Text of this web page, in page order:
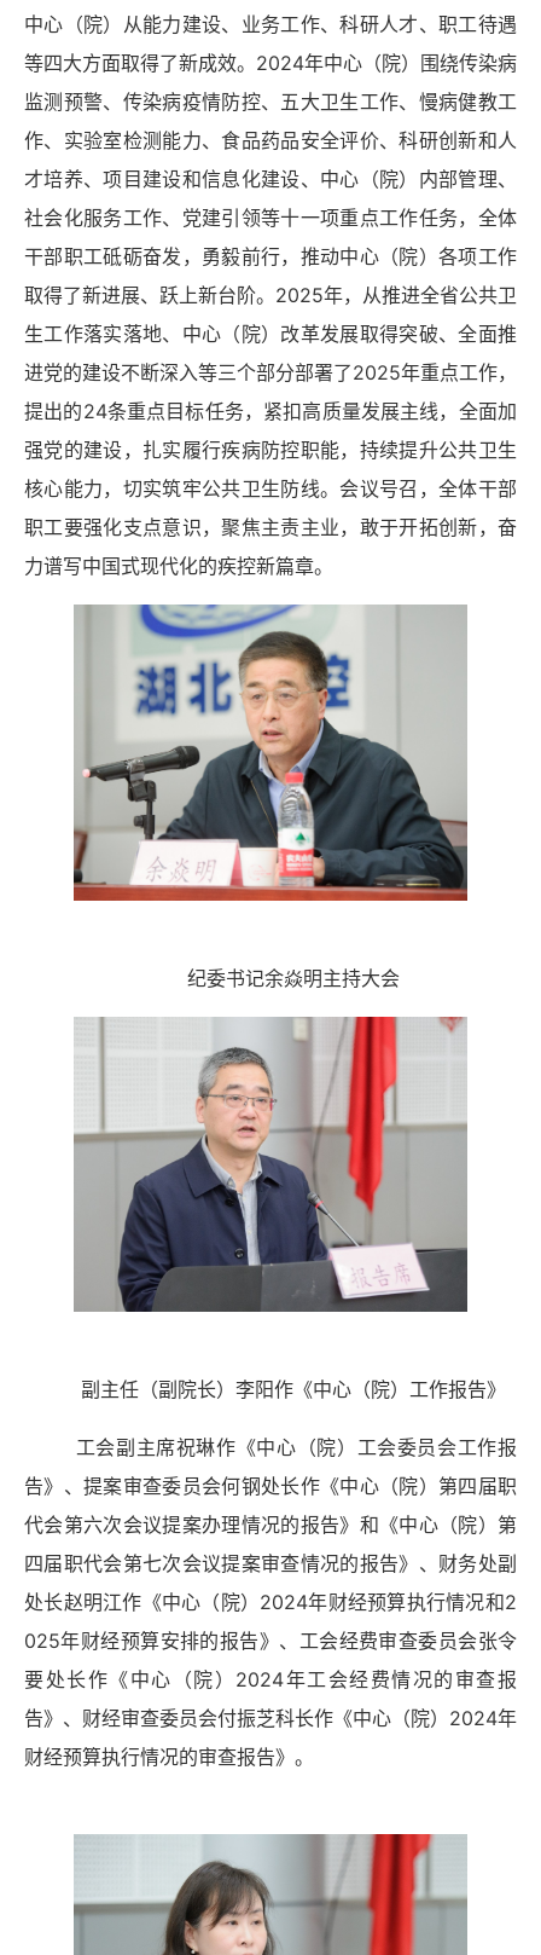
中心（院） 从能力建设、业务工作、科研人才、职工待遇
等四大方面取得了新成效。 2024年中心（院） 围绕传染病
监测预警、传染病疫情防控、五大卫生工作、慢病健教工
作、实验室检测能力、食品药品安全评价、科研创新和人
才培养、项目建设和信息化建设、中心（院）内部管理、
社会化服务工作、党建引领等十一项重点工作任务，全体
干部职工砥砺奋发，勇毅前行，推动中心（院）各项工作
取得了新进展、跃上新台阶。2025年，从推进全省公共卫
生工作落实落地、中心（院）改革发展取得突破、全面推
进党的建设不断深入等三个部分部署了2025年重点工作，
提出的24条重点目标任务，紧扣高质量发展主线，全面加
强党的建设，扎实履行疾病防控职能，持续提升公共卫生
核心能力，切实筑牢公共卫生防线。会议号召，全体干部
职工要强化支点意识，聚焦主责主业，敢于开拓创新，奋
力谱写中国式现代化的疾控新篇章。
纪委书记余焱明主持大会
副主任（副院长）李阳作《中心（院）工作报告》
工会副主席祝琳作《中心（院）工会委员会工作报
告》、提案审查委员会何钢处长作《中心（院）第四届职
代会第六次会议提案办理情况的报告》和《中心（院）第
四届职代会第七次会议提案审查情况的报告》、财务处副
处长赵明江作《中心（院）2024年财经预算执行情况和2
025年财经预算安排的报告》、工会经费审查委员会张令
要处长作《中心（院）2024年工会经费情况的审查报
告》、财经审查委员会付振芝科长作《中心（院）2024年
财经预算执行情况的审查报告》。